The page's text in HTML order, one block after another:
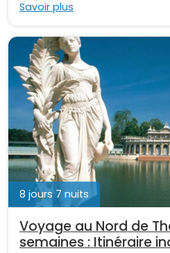
Savoir plus
8 jours 7 nuits
Voyage au Nord de
semaines : Itinéraire